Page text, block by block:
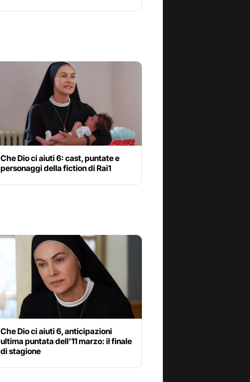
Che Dio ci aiuti 6: cast, puntate e
personaggi della fiction di Rai1
Che Dio ci aiuti 6, anticipazioni
ultima puntata dell’11 marzo: il finale
di stagione